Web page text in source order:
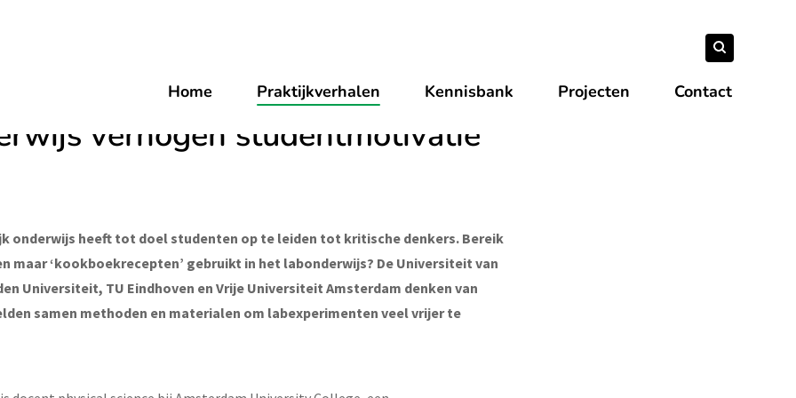
Zoeken
naar:Zoeken
Home Praktijkverhalen Kennisbank Projecten Contact
in
verhogen studentmotivatie
onderwijs heeft tot doel studenten op te leiden tot kritische denkers. Bereik
maar ‘kookboekrecepten’ gebruikt in het labonderwijs? De Universiteit van
Universiteit, TU Eindhoven en Vrije Universiteit Amsterdam denken van
samen methoden en materialen om labexperimenten veel vrijer te